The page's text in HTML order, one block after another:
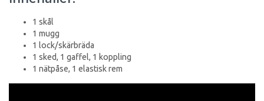
1 skål
1 mugg
1 lock/skärbräda
1 sked, 1 gaffel, 1 koppling
1 nätpåse, 1 elastisk rem